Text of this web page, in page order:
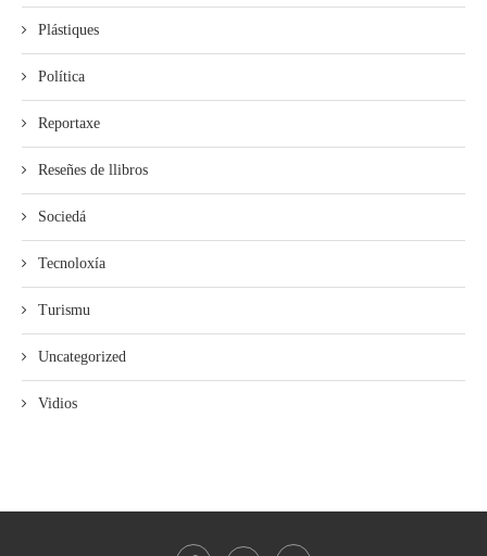
Plástiques
Política
Reportaxe
Reseñes de llibros
Sociedá
Tecnoloxía
Turismu
Uncategorized
Vidios